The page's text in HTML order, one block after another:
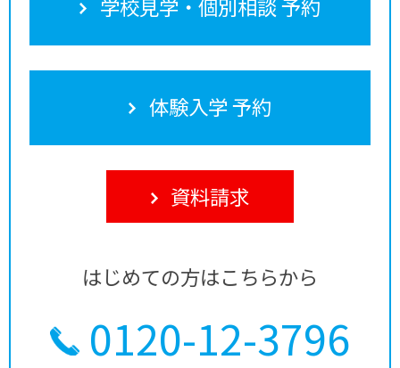
学校見学・個別相談 予約
体験入学 予約
資料請求
はじめての方はこちらから
0120-12-3796